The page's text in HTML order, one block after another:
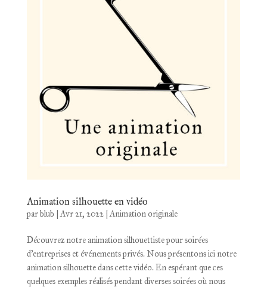
Animation silhouette en vidéo
parblub |Avr 21, 2022|Animation originale
Découvrez notre animation silhouettiste pour soirées
d’entreprises et événements privés. Nous présentons ici notre
animation silhouette dans cette vidéo. En espérant que ces
quelques exemples réalisés pendant diverses soirées où nous